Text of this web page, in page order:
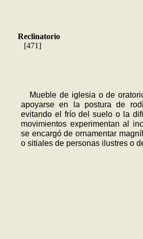
Reclinatorio
[471]
Mueble de iglesia o de
apoyarse en la postura de
evitando el frío del suelo o la
movimientos experimentan al
se encargó de ornamentar
o sitiales de personas ilustres o